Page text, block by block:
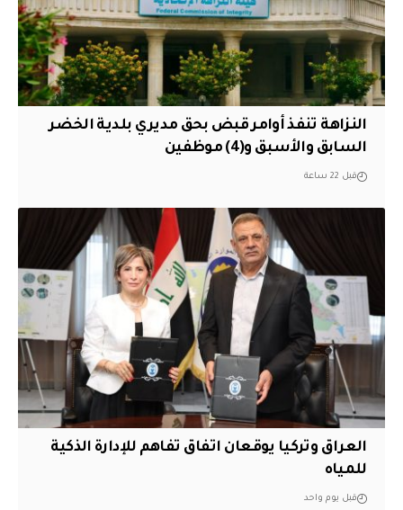
النزاهة تنفذ أوامر قبض بحق مديري بلدية الخضر
السابق والأسبق و(4) موظفين
قبل 22 ساعة
العراق وتركيا يوقعان اتفاق تفاهم للإدارة الذكية
للمياه
قبل يوم واحد